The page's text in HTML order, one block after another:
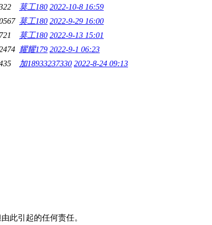
莫工180 2022-10-8 16:59
莫工180 2022-9-29 16:00
莫工180 2022-9-13 15:01
耀耀179 2022-9-1 06:23
加18933237330 2022-8-24 09:13
此引起的任何责任。